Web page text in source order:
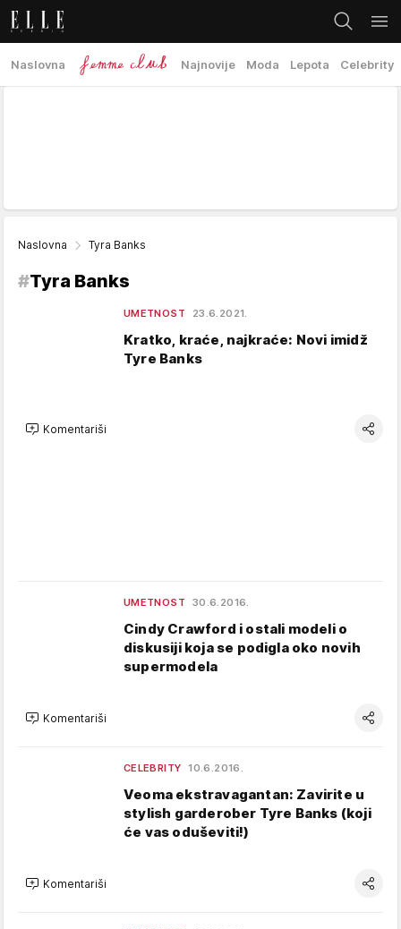
Naslovna Najnovije Moda Lepota Celebrity
Naslovna Tyra Banks
#Tyra Banks
UMETNOST 23.6.2021.
Kratko, kraće, najkraće: Novi imidž
Tyre Banks
Komentariši
UMETNOST 30.6.2016.
Cindy Crawford i ostali modeli o
diskusiji koja se podigla oko novih
supermodela
Komentariši
CELEBRITY 10.6.2016.
Veoma ekstravagantan: Zavirite u
stylish garderober Tyre Banks (koji
će vas oduševiti!)
Komentariši